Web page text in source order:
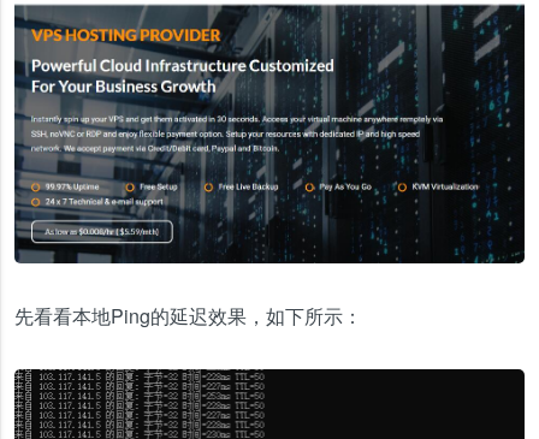
先看看本地Ping的延迟效果，如下所示：